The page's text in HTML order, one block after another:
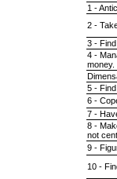
1 -
2 -
3 -
4 -
money.
5 -
6 -
7 -
8 -
not
9 -
10 -